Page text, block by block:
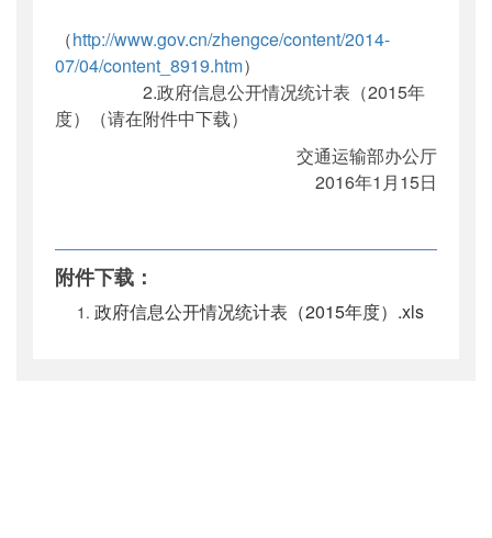
（http://www.gov.cn/zhengce/content/2014-
07/04/content_8919.htm）
2.政府信息公开情况统计表（2015年
度）（请在附件中下载）
交通运输部办公厅
2016年1月15日
附件下载：
政府信息公开情况统计表（2015年度）.xls